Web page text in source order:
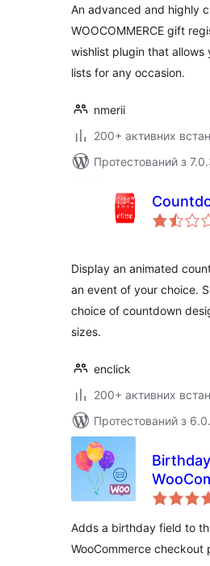
An advanced and highly
WOOCOMMERCE gift
wishlist plugin that allows
lists for any occasion.
nmerii
200+ активних
Протестований з
Display an animated
an event of your choice.
choice of countdown
sizes.
enclick
200+ активних
Протестований з
Adds a birthday field to
WooCommerce checkout